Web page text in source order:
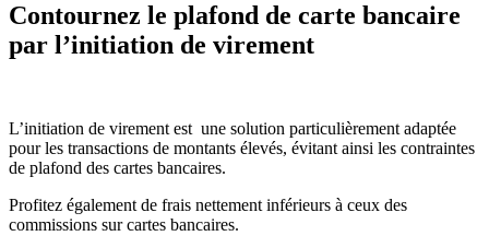
Contournez le plafond de carte bancaire
par l’initiation de virement
L’initiation de virement est une solution particulièrement adaptée
pour les transactions de montants élevés, évitant ainsi les contraintes
de plafond des cartes bancaires.
Profitez également de frais nettement inférieurs à ceux des
commissions sur cartes bancaires.